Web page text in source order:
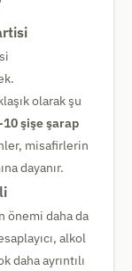
olarak şu
şişe şarap
misafirlerin
dayanır.
önemi daha da
alkol
daha ayrıntılı